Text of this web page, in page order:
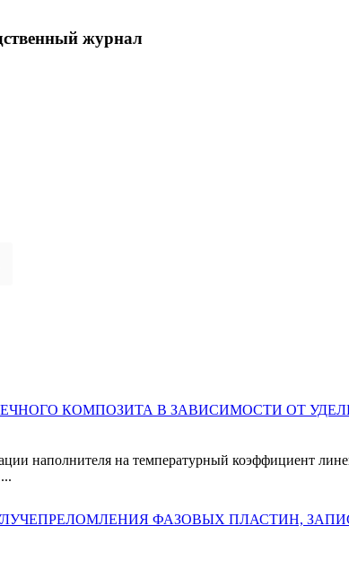
журнал
наполнителя на температурный коэффициент